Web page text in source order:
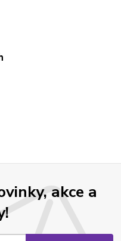
akce a